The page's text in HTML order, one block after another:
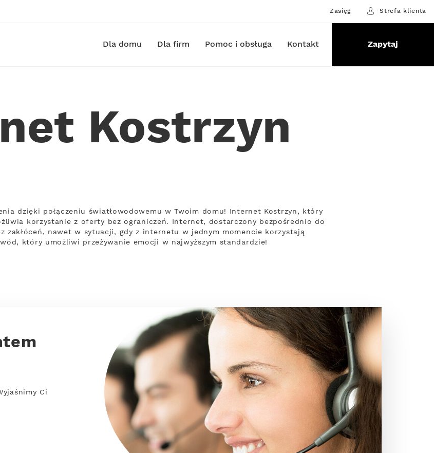
Zasięg Strefa klienta
Dla domu Dla firm Pomoc i obsługa Kontakt Zapytaj
Kostrzyn
dzięki połączeniu światłowodowemu w Twoim domu! Internet Kostrzyn, który
korzystanie z oferty bez ograniczeń. Internet, dostarczony bezpośrednio do
zakłóceń, nawet w sytuacji, gdy z internetu w jednym momencie korzystają
który umożliwi przeżywanie emocji w najwyższym standardzie!
Ci